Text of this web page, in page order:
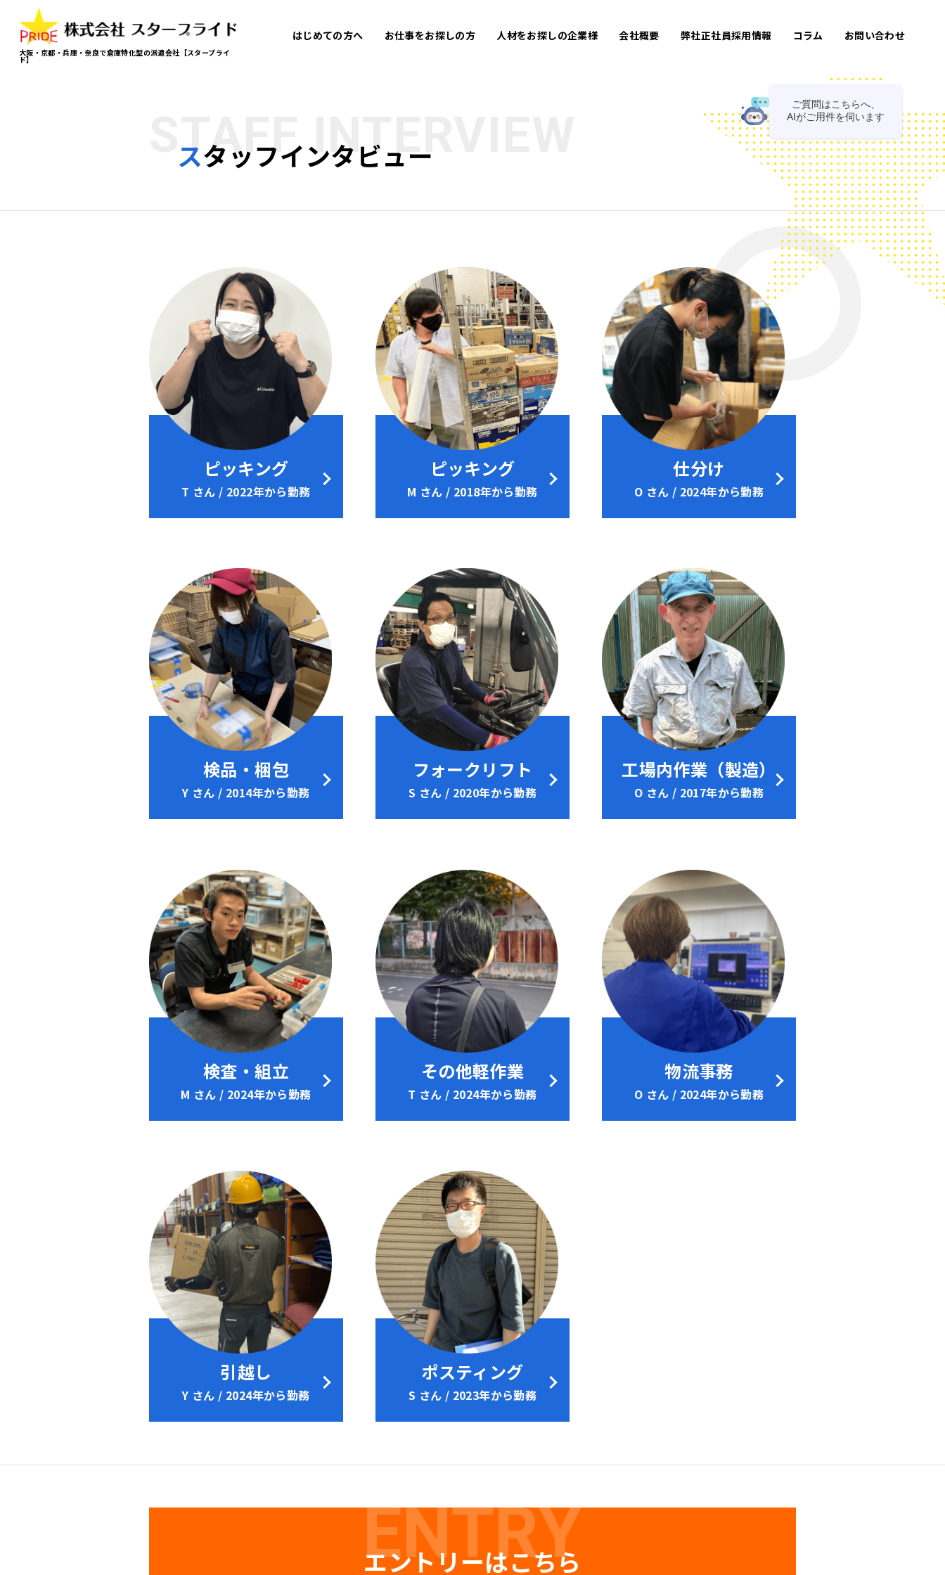
大阪・京都・兵庫・奈良で倉庫特化型の派遣会社【スタープライ
ド】
はじめての方へ お仕事をお探しの方 人材をお探しの企業様 会社概要 弊社正社員採用情報 コラム お問い合わせ
STAFF INTERVIEW
スタッフインタビュー
ピッキング
T さん / 2022年から勤務
ピッキング
M さん / 2018年から勤務
仕分け
O さん / 2024年から勤務
検品・梱包
Y さん / 2014年から勤務
フォークリフト
S さん / 2020年から勤務
工場内作業（製造）
O さん / 2017年から勤務
検査・組立
M さん / 2024年から勤務
その他軽作業
T さん / 2024年から勤務
物流事務
O さん / 2024年から勤務
引越し
Y さん / 2024年から勤務
ポスティング
S さん / 2023年から勤務
ENTRY
エントリーはこちら
ご質問はこちらへ、
AIがご用件を伺います